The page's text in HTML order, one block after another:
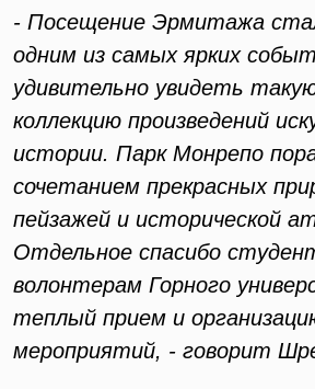
- Посещение Эрмитажа
одним из самых ярких
удивительно увидеть
коллекцию произведений
истории. Парк Монрепо
сочетанием прекрасных
пейзажей и исторической
Отдельное спасибо
волонтерам Горного
теплый прием и
мероприятий, - говорит